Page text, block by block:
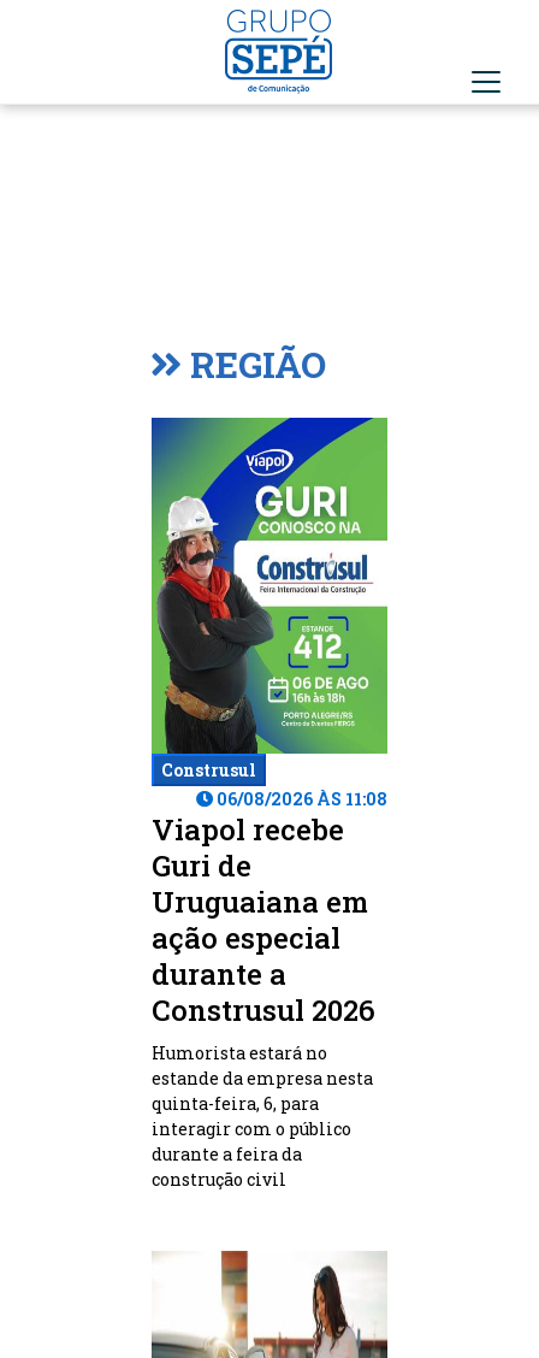
REGIÃO
Construsul
06/08/2026 ÀS 11:08
Viapol recebe
Guri de
Uruguaiana em
ação especial
durante a
Construsul 2026
Humorista estará no
estande da empresa nesta
quinta-feira, 6, para
interagir com o público
durante a feira da
construção civil